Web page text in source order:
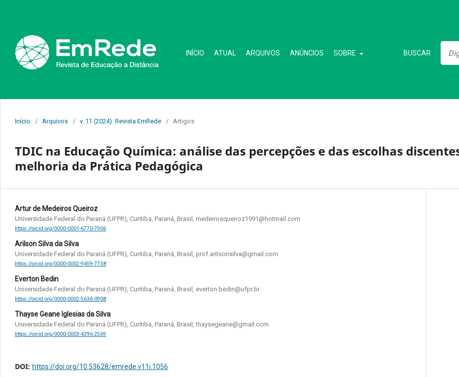
INÍCIO ATUAL ARQUIVOS ANÚNCIOS SOBRE BUSCAR
Início / Arquivos / v. 11 (2024): Revista EmRede / Artigos
TDIC na Educação Química: análise das percepções e das escolhas
melhoria da Prática Pedagógica
Artur de Medeiros Queiroz
Universidade Federal do Paraná (UFPR), Curitiba, Paraná, Brasil, medeirosqueiroz1991@hotmail.com
https://orcid.org/0000-0001-6770-7906
Arilson Silva da Silva
Universidade Federal do Paraná (UFPR), Curitiba, Paraná, Brasil, prof.arilsonsilva@gmail.com
https://orcid.org/0000-0002-9459-7738
Everton Bedin
Universidade Federal do Paraná (UFPR), Curitiba, Paraná, Brasil, everton.bedin@ufpr.br
https://orcid.org/0000-0002-5636-0908
Thayse Geane Iglesias da Silva
Universidade Federal do Paraná (UFPR), Curitiba, Paraná, Brasil, thaysegeane@gmail.com
https://orcid.org/0000-0003-4296-2569
DOI: https://doi.org/10.53628/emrede.v11i.1056